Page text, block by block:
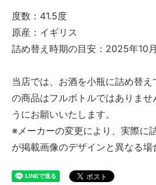
度数：41.5度
原産：イギリス
詰め替え時期の目安：2025年10月
当店では、お酒を小瓶に詰め替え
の商品はフルボトルではありませ
うにお願いいたします。
※メーカーの変更により、実際に
が掲載画像のデザインと異なる場